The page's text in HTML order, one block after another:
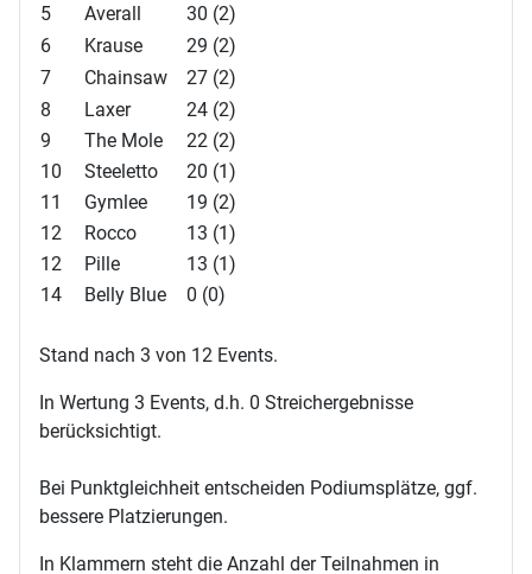
5
Averall
30 (2)
6
Krause
29 (2)
7
Chainsaw
27 (2)
8
Laxer
24 (2)
9
The Mole
22 (2)
10
Steeletto
20 (1)
11
Gymlee
19 (2)
12
Rocco
13 (1)
12
Pille
13 (1)
14
Belly Blue 0 (0)
Stand nach 3 von 12 Events.
In Wertung 3 Events, d.h. 0 Streichergebnisse
berücksichtigt.
Bei Punktgleichheit entscheiden Podiumsplätze, ggf.
bessere Platzierungen.
In Klammern steht die Anzahl der Teilnahmen in